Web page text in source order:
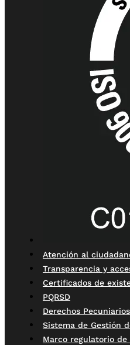
Atención al
Transparencia y
Certificados de
PQRSD
Derechos Pecuniarios
Sistema de Gestión
Marco regulatorio